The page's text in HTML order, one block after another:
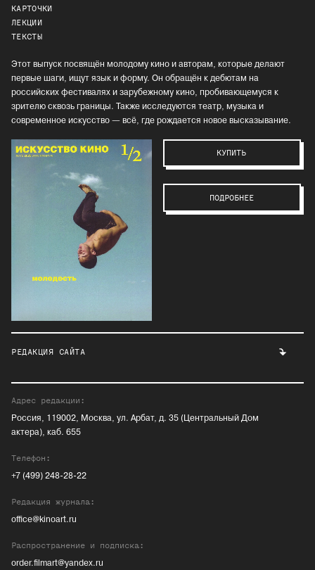
КАРТОЧКИ
ЛЕКЦИИ
ТЕКСТЫ
Этот выпуск посвящён молодому кино и авторам, которые делают
первые шаги, ищут язык и форму. Он обращён к дебютам на
российских фестивалях и зарубежному кино, пробивающемуся к
зрителю сквозь границы. Также исследуются театр, музыка и
современное искусство — всё, где рождается новое высказывание.
КУПИТЬ
ПОДРОБНЕЕ
РЕДАКЦИЯ САЙТА
Адрес редакции:
Россия, 119002, Москва, ул. Арбат, д. 35 (Центральный Дом
актера), каб. 655
Телефон:
+7 (499) 248-28-22
Редакция журнала:
office@kinoart.ru
Распространение и подписка:
order.filmart@yandex.ru